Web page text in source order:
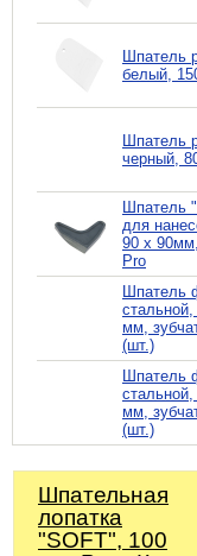
Шпатель
белый,
Шпатель
черный,
Шпатель
для
90 х
Pro
Шпатель
мм,
(шт.)
Шпатель
мм,
(шт.)
Шпательная
лопатка
"SOFT", 100